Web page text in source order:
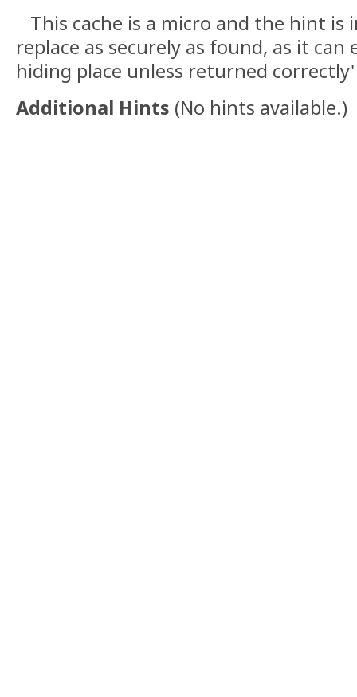
This cache is a micro and the hint is
replace as securely as found, as it
hiding place unless returned correctly'
Additional Hints (No hints available.)